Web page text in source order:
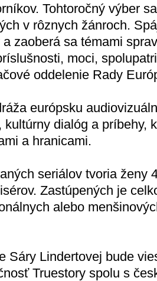
Tohtoročný výber
v rôznych žánroch.
zaoberá sa témami
moci,
oddelenie Rady
európsku
dialóg a príbehy,
a hranicami.
seriálov tvoria ženy
Zastúpených je
alebo
Sáry Lindertovej bude
Truestory spolu s